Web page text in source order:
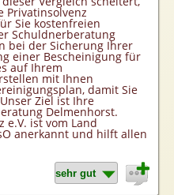
Privatinsolvenz
Sie kostenfreien
Schuldnerberatung
bei der Sicherung Ihrer
einer Bescheinigung für
auf Ihrem
mit Ihnen
damit Sie
Ziel ist Ihre
Delmenhorst.
e.V. ist vom Land
anerkannt und hilft allen